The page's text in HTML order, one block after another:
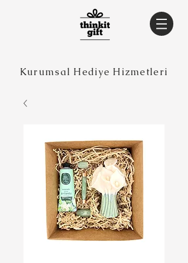
Kurumsal Hediye Hizmetleri